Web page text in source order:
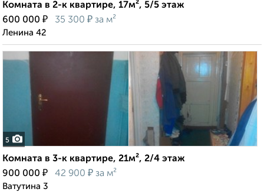
Комната в 2-к квартире, 17м², 5/5 этаж
600 000 ₽ 35 300 ₽ за м²
Ленина 42
5
Комната в 3-к квартире, 21м², 2/4 этаж
900 000 ₽ 42 900 ₽ за м²
Ватутина 3